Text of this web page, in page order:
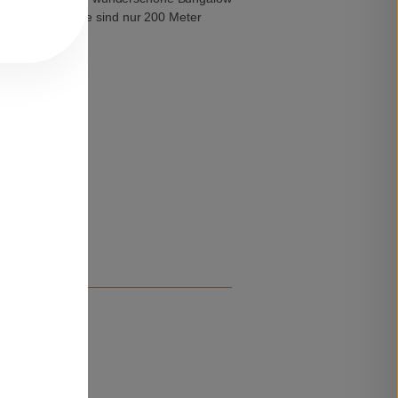
die Geschäfte sind nur 200 Meter